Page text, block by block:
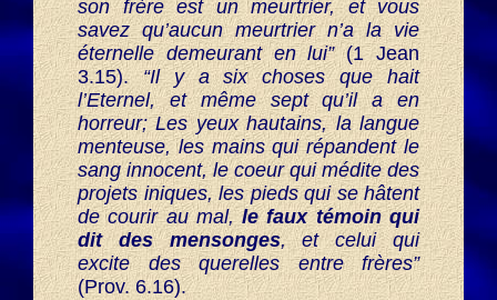
son frère est un meurtrier, et vous
savez qu’aucun meurtrier n’a la vie
éternelle demeurant en lui”(1 Jean
3.15).“Il y a six choses que hait
l’Eternel, et même sept qu’il a en
horreur; Les yeux hautains, la langue
menteuse, les mains qui répandent le
sang innocent, le coeur qui médite des
projets iniques, les pieds qui se hâtent
de courir au mal,le faux témoin qui
dit des mensonges, et celui qui
excite des querelles entre frères”
(Prov. 6.16).